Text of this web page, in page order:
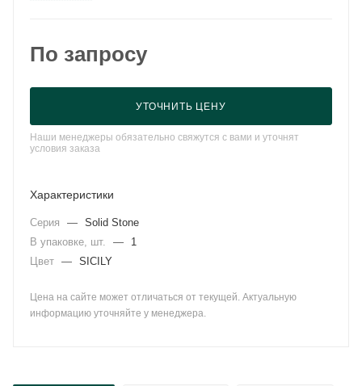
По запросу
УТОЧНИТЬ ЦЕНУ
Наши менеджеры обязательно свяжутся с вами и уточнят
условия заказа
Характеристики
Серия — Solid Stone
В упаковке, шт.
—
1
Цвет — SICILY
Цена на сайте может отличаться от текущей. Актуальную
информацию уточняйте у менеджера.